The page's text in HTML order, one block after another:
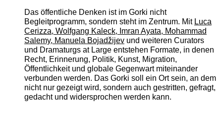
Das öffentliche Denken ist im Gorki nicht
Begleitprogramm, sondern steht im Zentrum. Mit Luca
Cerizza, Wolfgang Kaleck, Imran Ayata, Mohammad
Salemy, Manuela Bojadžijevund weiteren Curators
und Dramaturgs at Large entstehen Formate, in denen
Recht, Erinnerung, Politik, Kunst, Migration,
Öffentlichkeit und globale Gegenwart miteinander
verbunden werden. Das Gorki soll ein Ort sein, an dem
nicht nur gezeigt wird, sondern auch gestritten, gefragt,
gedacht und widersprochen werden kann.